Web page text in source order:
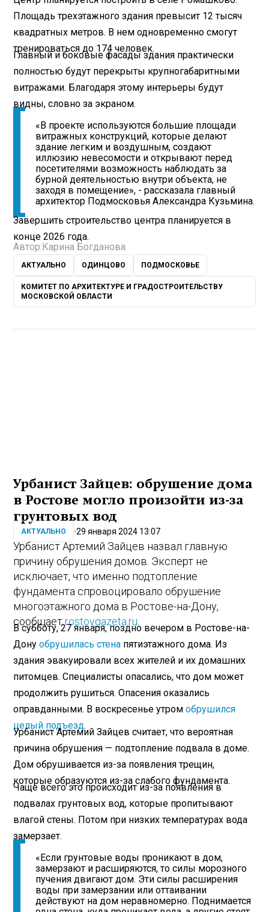
Площадь трехэтажного здания превысит 12 тысяч
квадратных метров. В нем одновременно смогут
тренироваться до 174 человек.
Главный и боковые фасады здания практически
полностью будут перекрыты крупногабаритными
витражами. Благодаря этому интерьеры будут
видны, словно за экраном.
«В проекте используются большие площади
витражных конструкций, которые делают
здание легким и воздушным, создают
иллюзию невесомости и открывают перед
посетителями возможность наблюдать за
бурной деятельностью внутри объекта, не
заходя в помещение», - рассказала главный
архитектор Подмосковья Александра Кузьмина.
Завершить строительство центра планируется в
конце 2026 года.
Автор: Карина Богданова
АКТУАЛЬНО ОДИНЦОВО ПОДМОСКОВЬЕ
КОМИТЕТ ПО АРХИТЕКТУРЕ И ГРАДОСТРОИТЕЛЬСТВУ
МОСКОВСКОЙ ОБЛАСТИ
Урбанист Зайцев: обрушение дома
в Ростове могло произойти из-за
грунтовых вод
АКТУАЛЬНО 29 января 2024 13:07
Урбанист Артемий Зайцев назвал главную
причину обрушения домов. Эксперт не
исключает, что именно подтопление
фундамента спровоцировало обрушение
многоэтажного дома в Ростове-на-Дону,
сообщаетrostovgazeta.ru
В субботу, 27 января, поздно вечером в Ростове-на-
Донуобрушилась стена пятиэтажного дома. Из
здания эвакуировали всех жителей и их домашних
питомцев. Специалисты опасались, что дом может
продолжить рушиться. Опасения оказались
оправданными. В воскресенье утромобрушился
целый подъезд.
Урбанист Артемий Зайцев считает, что вероятная
причина обрушения — подтопление подвала в доме.
Дом обрушивается из-за появления трещин,
которые образуются из-за слабого фундамента.
Чаще всего это происходит из-за появления в
подвалах грунтовых вод, которые пропитывают
влагой стены. Потом при низких температурах вода
замерзает.
«Если грунтовые воды проникают в дом,
замерзают и расширяются, то силы морозного
пучения двигают дом. Эти силы расширения
воды при замерзании или оттаивании
действуют на дом неравномерно. Поднимается